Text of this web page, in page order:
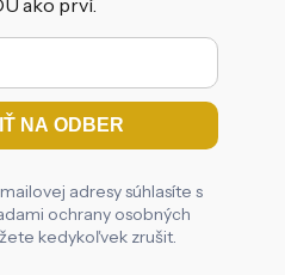
ako prví.
adresy súhlasíte s
ochrany osobných
kedykoľvek zrušit.